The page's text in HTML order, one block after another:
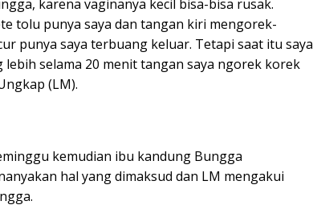
karena vaginanya kecil bisa-bisa rusak.
tolu punya saya dan tangan kiri mengorek-
punya saya terbuang keluar. Tetapi saat itu saya
selama 20 menit tangan saya ngorek korek
(LM).
kemudian ibu kandung Bungga
hal yang dimaksud dan LM mengakui